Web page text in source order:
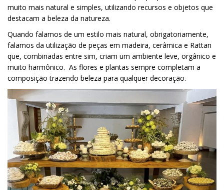
muito mais natural e simples, utilizando recursos e objetos que
destacam a beleza da natureza.
Quando falamos de um estilo mais natural, obrigatoriamente,
falamos da utilização de peças em madeira, cerâmica e Rattan
que, combinadas entre sim, criam um ambiente leve, orgânico e
muito harmônico. As flores e plantas sempre completam a
composição trazendo beleza para qualquer decoração.